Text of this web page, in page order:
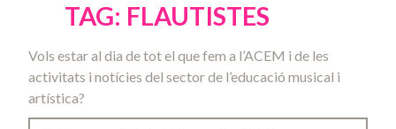
TAG: FLAUTISTES
Vols estar al dia de tot el que fem a l’ACEM i de les
activitats i notícies del sector de l’educació musical i
artística?